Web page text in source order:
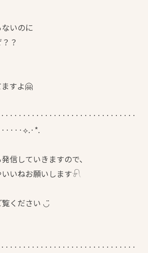
いのに
？
すよ🤗
信していきますので、
いいねお願いします𓍯
ください ◡̈